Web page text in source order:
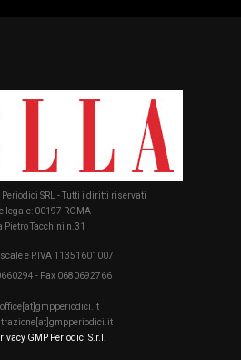
SRL - Tutti i diritti riservati
legale: 00197 ROMA
Pietro Tacchini n.31
e P.IVA 11351601007
- Fax 0680692766
GMP Periodici S.r.l.